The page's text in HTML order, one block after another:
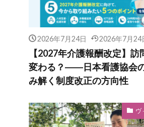
2026年7月24日 2026年7月24
【2027年介護報酬改定】訪
変わる？――日本看護協会
み解く制度改正の方向性
ヴ